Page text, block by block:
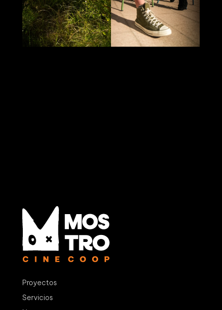
Proyectos
Servicios